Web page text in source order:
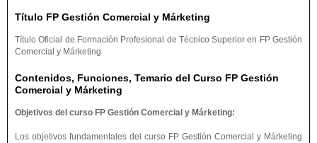
Título FP Gestión Comercial y Márketing
Título Oficial de Formación Profesional de Técnico Superior en FP Gestión
Comercial y Márketing
Contenidos, Funciones, Temario del Curso FP Gestión
Comercial y Márketing
Objetivos del curso FP Gestión Comercial y Márketing:
Los objetivos fundamentales del curso FP Gestión Comercial y Márketing